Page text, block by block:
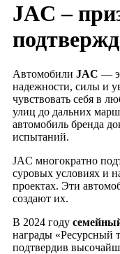
JAC –
Автомобили JAC —
надежности, силы и
чувствовать себя в
улиц до дальних
автомобиль бренда
испытаний.
JAC многократно
суровых условиях и
проектах. Эти
создают их.
В 2024 году
награды «Ресурсный
подтвердив